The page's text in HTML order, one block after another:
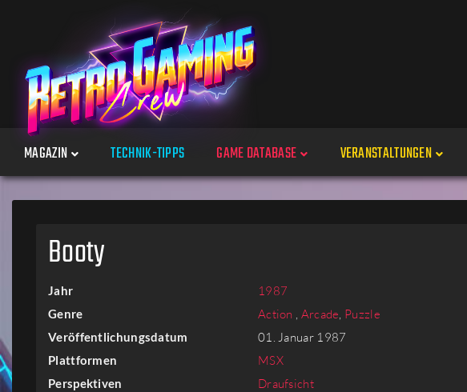
MAGAZIN TECHNIK-TIPPS GAME DATABASE
Spiele
Plattformen
Firmen
VERANSTALTUNGEN
Veranstaltungen
Booty
Jahr 1987
Genre Action , Arcade, Puzzle
Veröffentlichungsdatum 01. Januar 1987
Plattformen MSX
Perspektiven Draufsicht